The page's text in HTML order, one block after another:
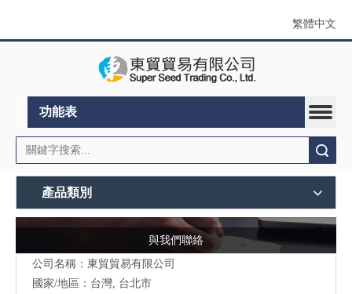
繁體中文
功能表
產品類別
與我們聯絡
公司名稱：東貿貿易有限公司
國家/地區：台灣, 台北市